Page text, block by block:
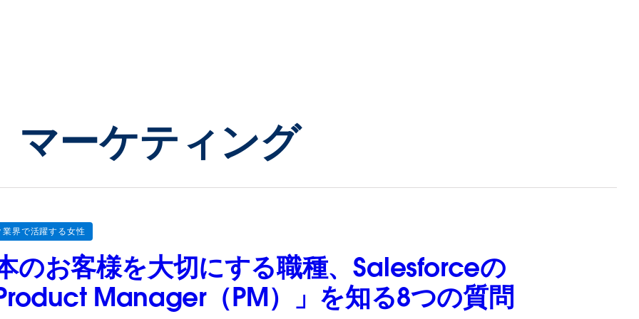
マーケティング
業界で活躍する女性
のお客様を大切にする職種、Salesforceの
Product Manager（PM）」を知る8つの質問